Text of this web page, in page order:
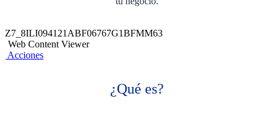
Z7_8ILI094121ABF06767G1BFMM63
Web Content Viewer
Acciones
¿Qué es?